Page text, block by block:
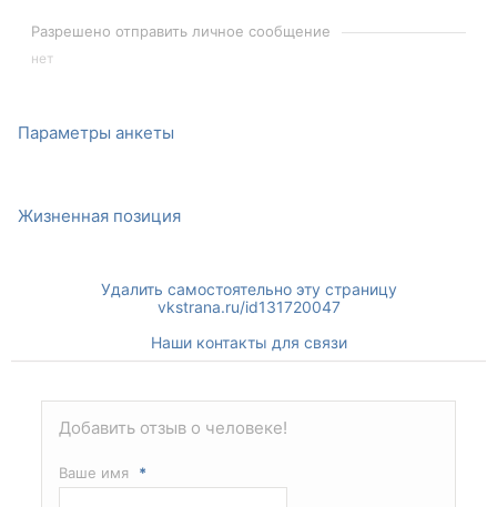
Разрешено отправить личное сообщение
нет
Параметры анкеты
Жизненная позиция
Удалить самостоятельно эту страницу
vkstrana.ru/id131720047
Наши контакты для связи
Добавить отзыв о человеке!
Ваше имя *